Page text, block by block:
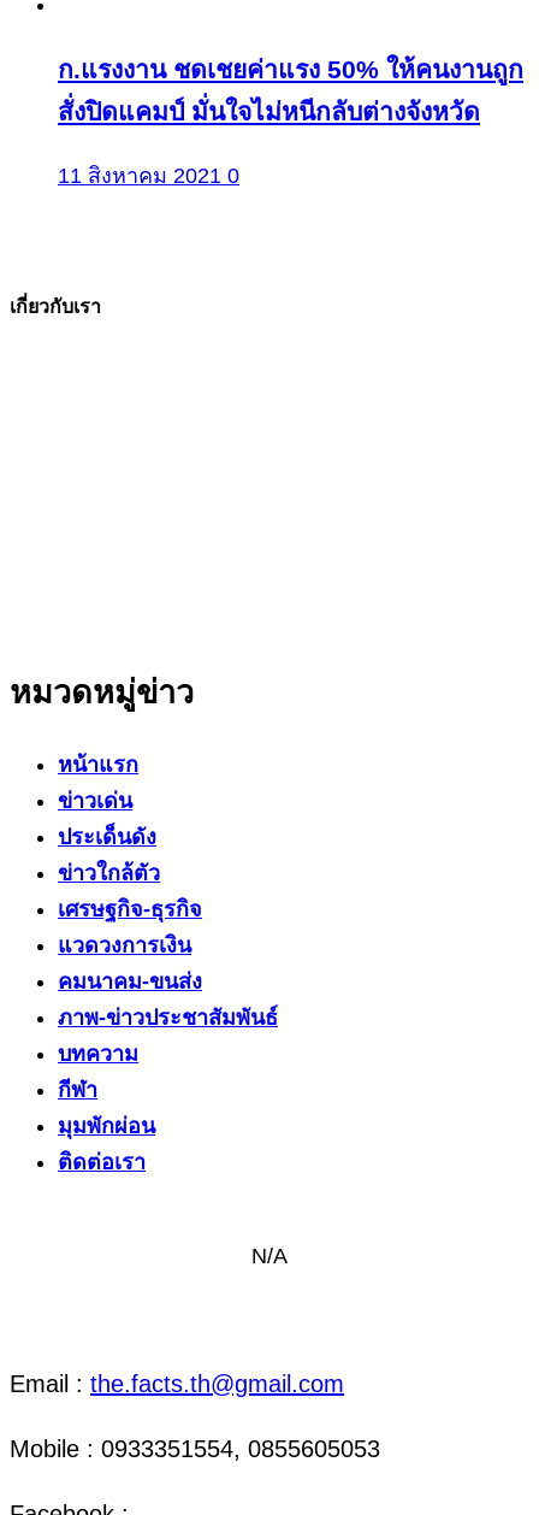
ก.แรงงาน ชดเชยค่าแรง 50% ให้คนงานถูก
สั่งปิดแคมป์ มั่นใจไม่หนีกลับต่างจังหวัด
11 สิงหาคม 2021 0
เกี่ยวกับเรา
หมวดหมู่ข่าว
หน้าแรก
ข่าวเด่น
ประเด็นดัง
ข่าวใกล้ตัว
เศรษฐกิจ-ธุรกิจ
แวดวงการเงิน
คมนาคม-ขนส่ง
ภาพ-ข่าวประชาสัมพันธ์
บทความ
กีฬา
มุมพักผ่อน
ติดต่อเรา
N/A
Email : the.facts.th@gmail.com
Mobile : 0933351554, 0855605053